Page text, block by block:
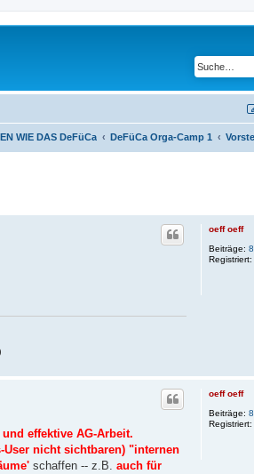
WIE DAS DeFüCa DeFüCa Orga-Camp 1
oeff oeff
Beiträge:
Registriert:
oeff oeff
Beiträge:
Registriert:
effektive AG-Arbeit.
nicht sichtbaren) "internen
schaffen -- z.B. auch für